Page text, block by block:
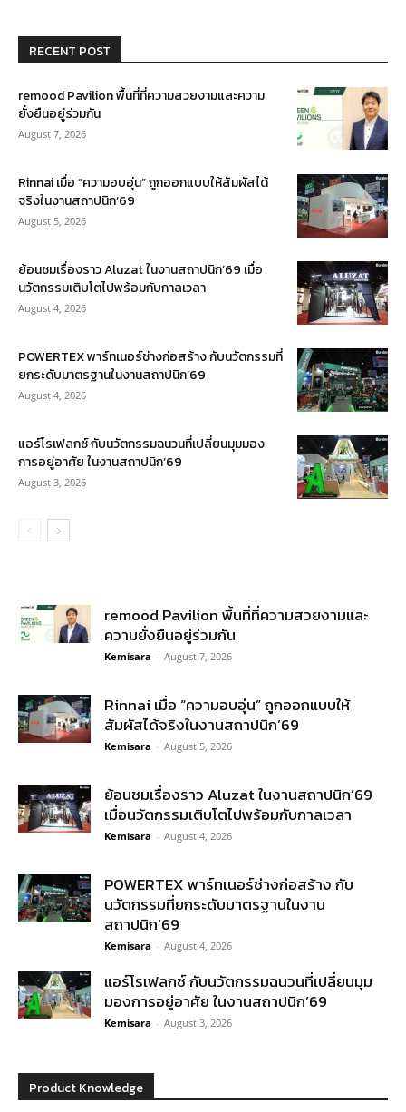
RECENT POST
remood Pavilion พื้นที่ที่ความสวยงามและความ
ยั่งยืนอยู่ร่วมกัน
August 7, 2026
Rinnai เมื่อ “ความอบอุ่น” ถูกออกแบบให้สัมผัสได้
จริงในงานสถาปนิก’69
August 5, 2026
ย้อนชมเรื่องราว Aluzat ในงานสถาปนิก’69 เมื่อ
นวัตกรรมเติบโตไปพร้อมกับกาลเวลา
August 4, 2026
POWERTEX พาร์ทเนอร์ช่างก่อสร้าง กับนวัตกรรมที่
ยกระดับมาตรฐานในงานสถาปนิก’69
August 4, 2026
แอร์โรเฟลกซ์ กับนวัตกรรมฉนวนที่เปลี่ยนมุมมอง
การอยู่อาศัย ในงานสถาปนิก’69
August 3, 2026
remood Pavilion พื้นที่ที่ความสวยงามและ
ความยั่งยืนอยู่ร่วมกัน
Kemisara - August 7, 2026
Rinnai เมื่อ “ความอบอุ่น” ถูกออกแบบให้
สัมผัสได้จริงในงานสถาปนิก’69
Kemisara - August 5, 2026
ย้อนชมเรื่องราว Aluzat ในงานสถาปนิก’69
เมื่อนวัตกรรมเติบโตไปพร้อมกับกาลเวลา
Kemisara - August 4, 2026
POWERTEX พาร์ทเนอร์ช่างก่อสร้าง กับ
นวัตกรรมที่ยกระดับมาตรฐานในงาน
สถาปนิก’69
Kemisara - August 4, 2026
แอร์โรเฟลกซ์ กับนวัตกรรมฉนวนที่เปลี่ยนมุม
มองการอยู่อาศัย ในงานสถาปนิก’69
Kemisara - August 3, 2026
Product Knowledge